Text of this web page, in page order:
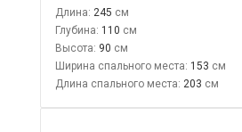
Длина: 245
Глубина: 110
Высота: 90
Ширина спального места: 153
Длина спального места: 203